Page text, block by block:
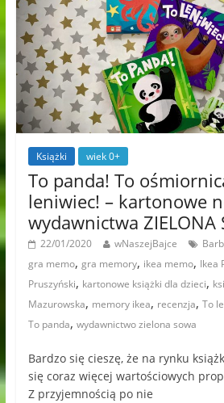
Książki wiek 0+
To panda! To
leniwiec! – kartonowe
wydawnictwa ZIELONA
22/01/2020 wNaszejBajce
gra memo, gra memory, ikea memo, Ikea
Pruszyński, kartonowe książki dla dzieci,
Mazurowska, memory ikea, recenzja, To
To panda, wydawnictwo zielona sowa
Bardzo się cieszę, że na rynku
się coraz więcej wartościowych
Z przyjemnością po nie